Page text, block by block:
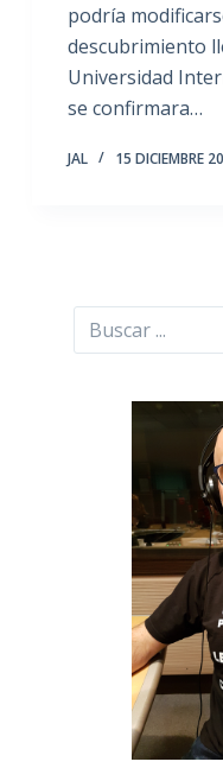
podría
descubrimiento
Universidad
se confirmara…
JAL 15 DICIEMBRE
Buscar